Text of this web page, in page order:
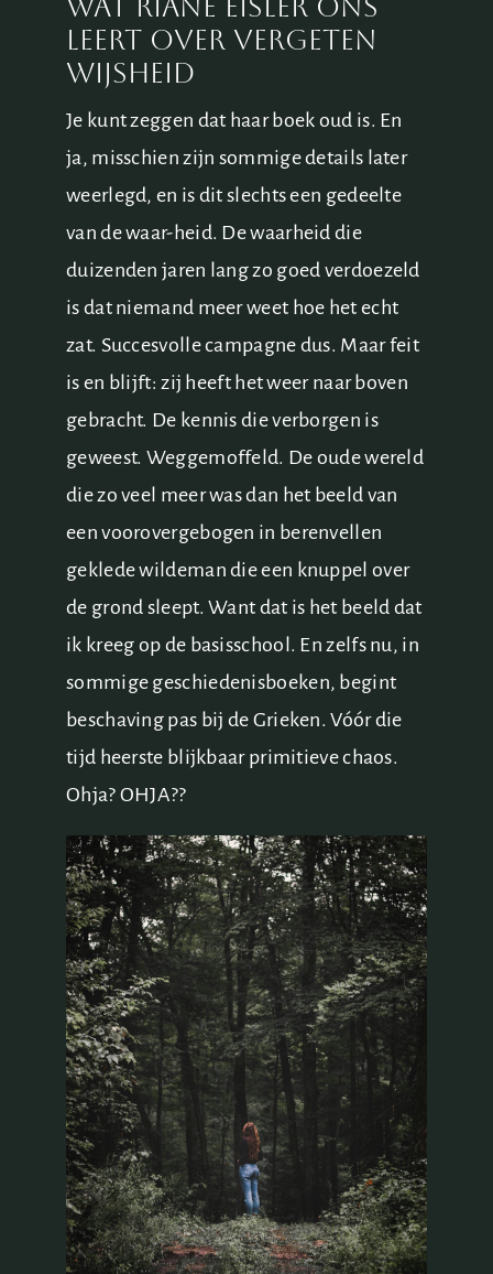
Wat Riane Eisler ons
leert over vergeten
wijsheid
Je kunt zeggen dat haar boek oud is. En
ja, misschien zijn sommige details later
weerlegd, en is dit slechts een gedeelte
van de waar-heid. De waarheid die
duizenden jaren lang zo goed verdoezeld
is dat niemand meer weet hoe het echt
zat. Succesvolle campagne dus. Maar feit
is en blijft: zij heeft het weer naar boven
gebracht. De kennis die verborgen is
geweest. Weggemoffeld. De oude wereld
die zo veel meer was dan het beeld van
een voorovergebogen in berenvellen
geklede wildeman die een knuppel over
de grond sleept. Want dat is het beeld dat
ik kreeg op de basisschool. En zelfs nu, in
sommige geschiedenisboeken, begint
beschaving pas bij de Grieken. Vóór die
tijd heerste blijkbaar primitieve chaos.
Ohja? OHJA??